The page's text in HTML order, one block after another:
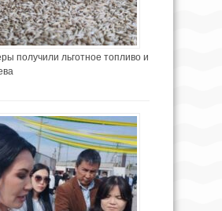
получили льготное топливо и